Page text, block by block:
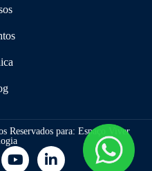
para: Espaço Viver